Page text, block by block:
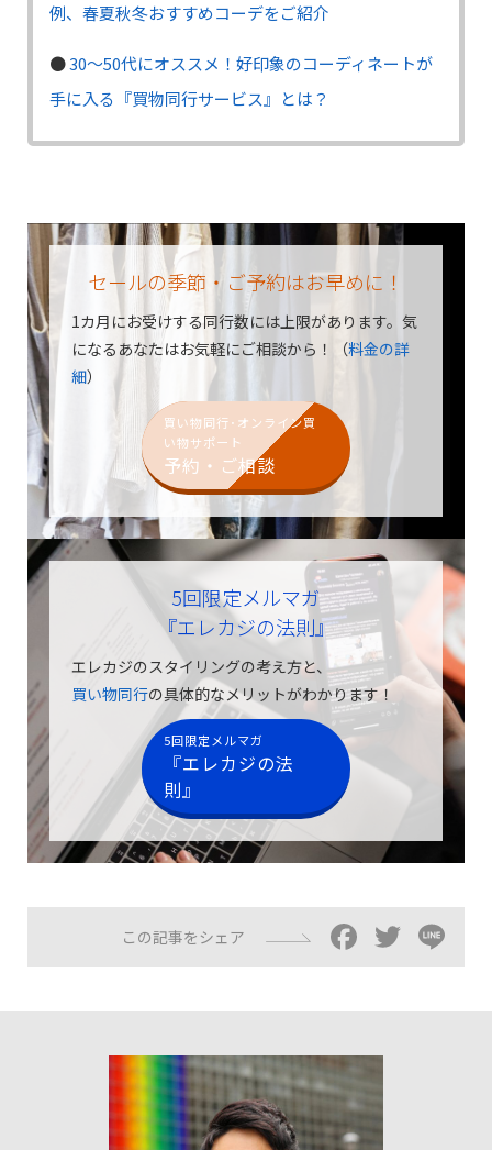
例、春夏秋冬おすすめコーデをご紹介
●30〜50代にオススメ！好印象のコーディネートが
手に入る『買物同行サービス』とは？
セールの季節・ご予約はお早めに！
1カ月にお受けする同行数には上限があります。気
になるあなたはお気軽にご相談から！（料金の詳
細）
買い物同行･オンライン買
い物サポート
予約・ご相談
5回限定メルマガ
『エレカジの法則』
エレカジのスタイリングの考え方と、
買い物同行の具体的なメリットがわかります！
5回限定メルマガ
『エレカジの法
則』
この記事をシェア